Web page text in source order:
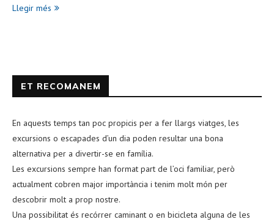
Llegir més
ET RECOMANEM
En aquests temps tan poc propicis per a fer llargs viatges, les
excursions o escapades d’un dia poden resultar una bona
alternativa per a divertir-se en família.
Les excursions sempre han format part de l’oci familiar, però
actualment cobren major importància i tenim molt món per
descobrir molt a prop nostre.
Una possibilitat és recórrer caminant o en bicicleta alguna de les